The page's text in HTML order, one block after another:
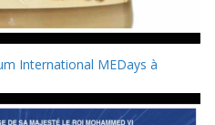
International MEDays à